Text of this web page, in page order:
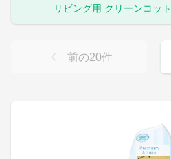
リビング用 クリーンコッ
前の20件